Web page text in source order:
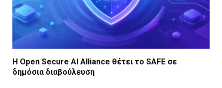
Η Open Secure AI Alliance θέτει το SAFE σε
δημόσια διαβούλευση